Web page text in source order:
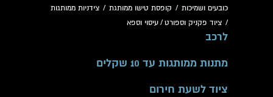
כובעים ושמיכות / קופסת טישו ממותגת / צידניות ממותגות
/ ציוד פקניק וספורט / עיסוי וספא
לרכב
מתנות ממותגות עד 10 שקלים
ציוד לשעת חירום